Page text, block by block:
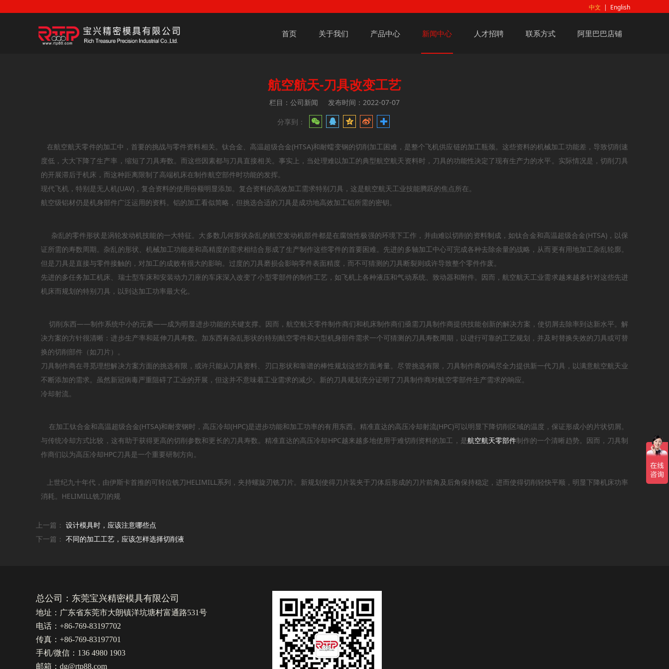
中文 | English
首页 关于我们 产品中心 新闻中心 人才招聘 联系方式 阿里巴巴店铺
航空航天-刀具改变工艺
栏目：公司新闻 发布时间：2022-07-07
分享到：
在航空航天零件的加工中，首要的挑战与零件资料相关。钛合金、高温超级合金(HTSA)和耐蠕变钢的切削加工困难，是整个飞机供应链的加工瓶颈。这些资料的机械加工功能差，导致切削速
度低，大大下降了生产率，缩短了刀具寿数。而这些因素都与刀具直接相关。事实上，当处理难以加工的典型航空航天资料时，刀具的功能性决定了现有生产力的水平。实际情况是，切削刀具
的开展滞后于机床，而这种距离限制了高端机床在制作航空部件时功能的发挥。
现代飞机，特别是无人机(UAV)，复合资料的使用份额明显添加。复合资料的高效加工需求特别刀具，这是航空航天工业技能腾跃的焦点所在。
航空级铝材仍是机身部件广泛运用的资料。铝的加工看似简略，但挑选合适的刀具是成功地高效加工铝所需的密钥。
杂乱的零件形状是涡轮发动机技能的一大特征。大多数几何形状杂乱的航空发动机部件都是在腐蚀性极强的环境下工作，并由难以切削的资料制成，如钛合金和高温超级合金(HTSA)，以保
证所需的寿数周期。杂乱的形状、机械加工功能差和高精度的需求相结合形成了生产制作这些零件的首要困难。先进的多轴加工中心可完成各种去除余量的战略，从而更有用地加工杂乱轮廓。
但是刀具是直接与零件接触的，对加工的成败有很大的影响。过度的刀具磨损会影响零件表面精度，而不可猜测的刀具断裂则或许导致整个零件作废。
先进的多任务加工机床、瑞士型车床和安装动力刀座的车床深入改变了小型零部件的制作工艺，如飞机上各种液压和气动系统、致动器和附件。因而，航空航天工业需求越来越多针对这些先进
机床而规划的特别刀具，以到达加工功率最大化。
切削东西——制作系统中小的元素——成为明显进步功能的关键支撑。因而，航空航天零件制作商们和机床制作商们亟需刀具制作商提供技能创新的解决方案，使切屑去除率到达新水平。解
决方案的方针很清晰：进步生产率和延伸刀具寿数。加东西有杂乱形状的特别航空零件和大型机身部件需求一个可猜测的刀具寿数周期，以进行可靠的工艺规划，并及时替换失效的刀具或可替
换的切削部件（如刀片）。
刀具制作商在寻觅理想解决方案方面的挑选有限，或许只能从刀具资料、刃口形状和靠谱的棒性规划这些方面考量。尽管挑选有限，刀具制作商仍竭尽全力提供新一代刀具，以满意航空航天业
不断添加的需求。虽然新冠病毒严重阻碍了工业的开展，但这并不意味着工业需求的减少。新的刀具规划充分证明了刀具制作商对航空零部件生产需求的响应。
冷却射流。
在加工钛合金和高温超级合金(HTSA)和耐变钢时，高压冷却(HPC)是进步功能和加工功率的有用东西。精准直达的高压冷却射流(HPC)可以明显下降切削区域的温度，保证形成小的片状切屑。
与传统冷却方式比较，这有助于获得更高的切削参数和更长的刀具寿数。精准直达的高压冷却HPC越来越多地使用于难切削资料的加工，是航空航天零部件制作的一个清晰趋势。因而，刀具制
作商们以为高压冷却HPC刀具是一个重要研制方向。
上世纪九十年代，由伊斯卡首推的可转位铣刀HELIMILL系列，夹持螺旋刃铣刀片。新规划使得刀片装夹于刀体后形成的刀片前角及后角保持稳定，进而使得切削轻快平顺，明显下降机床功率
消耗。HELIMILL铣刀的规
上一篇： 设计模具时，应该注意哪些点
下一篇： 不同的加工工艺，应该怎样选择切削液
总公司：东莞宝兴精密模具有限公司
地址：广东省东莞市大朗镇洋坑塘村富通路531号
电话：+86-769-83197702
传真：+86-769-83197701
手机/微信：136 4980 1903
邮箱：dg@rtp88.com